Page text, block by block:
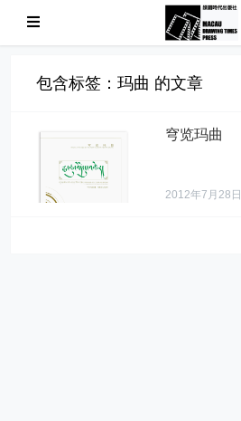
包含标签：玛曲 的文章
穹览玛曲
2012年7月28日